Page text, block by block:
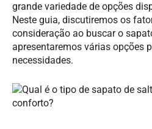
grande variedade de opções
Neste guia, discutiremos os
consideração ao buscar o
apresentaremos várias opções
necessidades.